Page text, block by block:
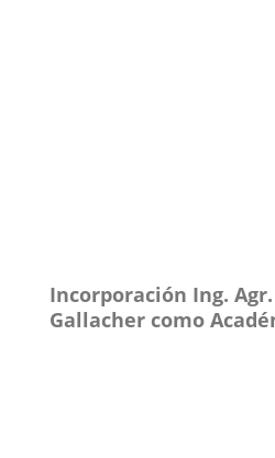
Incorporación Ing.
Gallacher como